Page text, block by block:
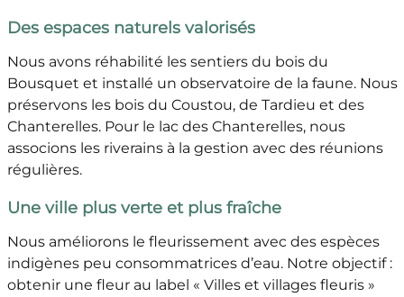
Des espaces naturels valorisés
Nous avons réhabilité les sentiers du bois du
Bousquet et installé un observatoire de la faune. Nous
préservons les bois du Coustou, de Tardieu et des
Chanterelles. Pour le lac des Chanterelles, nous
associons les riverains à la gestion avec des réunions
régulières.
Une ville plus verte et plus fraîche
Nous améliorons le fleurissement avec des espèces
indigènes peu consommatrices d’eau. Notre objectif :
obtenir une fleur au label « Villes et villages fleuris »